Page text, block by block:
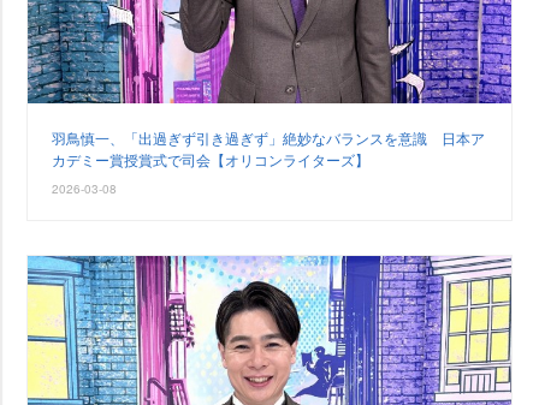
羽鳥慎一、「出過ぎず引き過ぎず」絶妙なバランスを意識 日本ア
カデミー賞授賞式で司会【オリコンライターズ】
2026-03-08